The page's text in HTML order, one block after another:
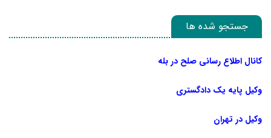
جستجو شده ها
کانال اطلاع رسانی صلح در بله
وکیل پایه یک دادگستری
وکیل در تهران